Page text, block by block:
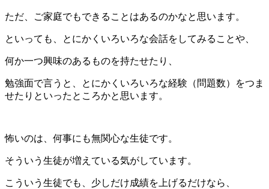
ただ、ご家庭でもできることはあるのかなと思います。
といっても、とにかくいろいろな会話をしてみることや、
何か一つ興味のあるものを持たせたり、
勉強面で言うと、とにかくいろいろな経験（問題数）をつま
せたりといったところかと思います。
怖いのは、何事にも無関心な生徒です。
そういう生徒が増えている気がしています。
こういう生徒でも、少しだけ成績を上げるだけなら、